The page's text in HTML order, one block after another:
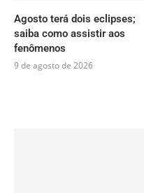
Agosto terá dois eclipses;
saiba como assistir aos
fenômenos
9 de agosto de 2026